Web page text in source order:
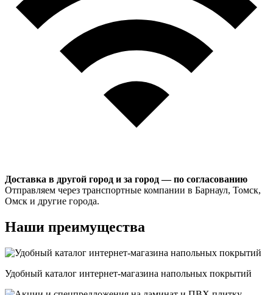
Доставка в другой город и за город — по согласованию
Отправляем через транспортные компании в Барнаул, Томск,
Омск и другие города.
Наши преимущества
Удобный каталог интернет-магазина напольных покрытий